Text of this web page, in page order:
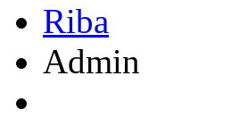
Riba
Admin